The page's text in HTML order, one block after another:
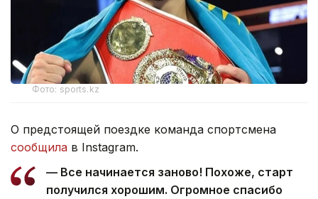
Фото: sports.kz
О предстоящей поездке команда спортсмена
сообщила в Instagram.
— Все начинается заново! Похоже, старт
получился хорошим. Огромное спасибо